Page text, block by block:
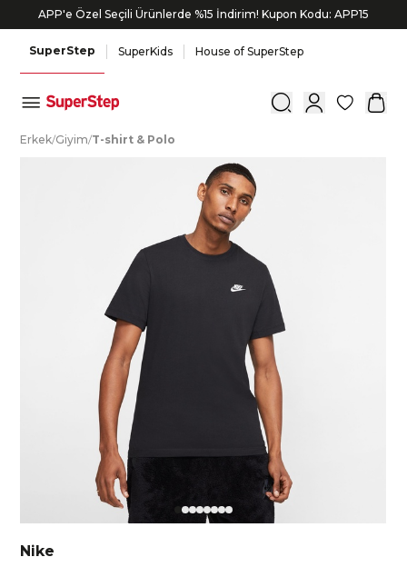
APP'e Özel Seçili Ürünlerde %15 İndirim! Kupon Kodu: APP15
SuperStep SuperKids House of SuperStep
0
Erkek/Giyim/T-shirt & Polo
Nike